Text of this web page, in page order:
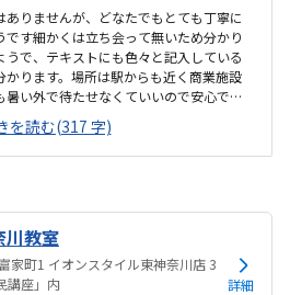
りませんが、どなたでもとても丁寧に
す細かくは立ち会って無いため分かり
うで、テキストにも色々と記入している
ります。場所は駅からも近く商業施設
い外で待たせなくていいので安心で
る教室ですが、教室内は清潔感があり、
通わされます。他の教室の金額をあまり
小学生の習い事として通わせるのには
っているのが伝わります特にありませ
を読む(317 字)
川教室
家町1 イオンスタイル東神奈川店 3
講座」内
詳細